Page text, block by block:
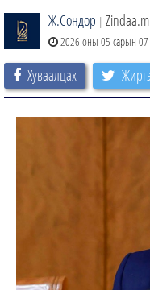
Ж.Сондор |
2026 оны 05 сарын 07
Хуваалцах